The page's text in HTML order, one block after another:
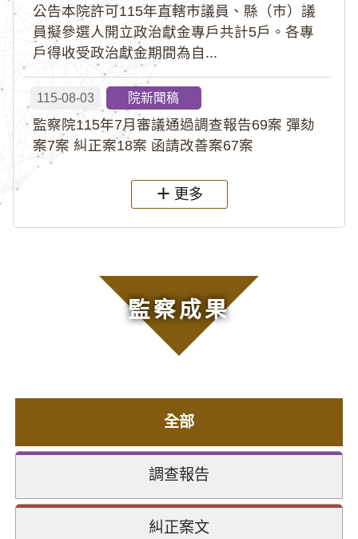
公告本院許可115年直轄市議員、縣（市）議
員擬參選人開立政治獻金專戶共計5戶。各專
戶得收受政治獻金期間為自...
115-08-03 院新聞稿
監察院115年7月審議通過調查報告69案 彈劾
案7案 糾正案18案 函請改善案67案
更多
監察成果
全部
調查報告
糾正案文